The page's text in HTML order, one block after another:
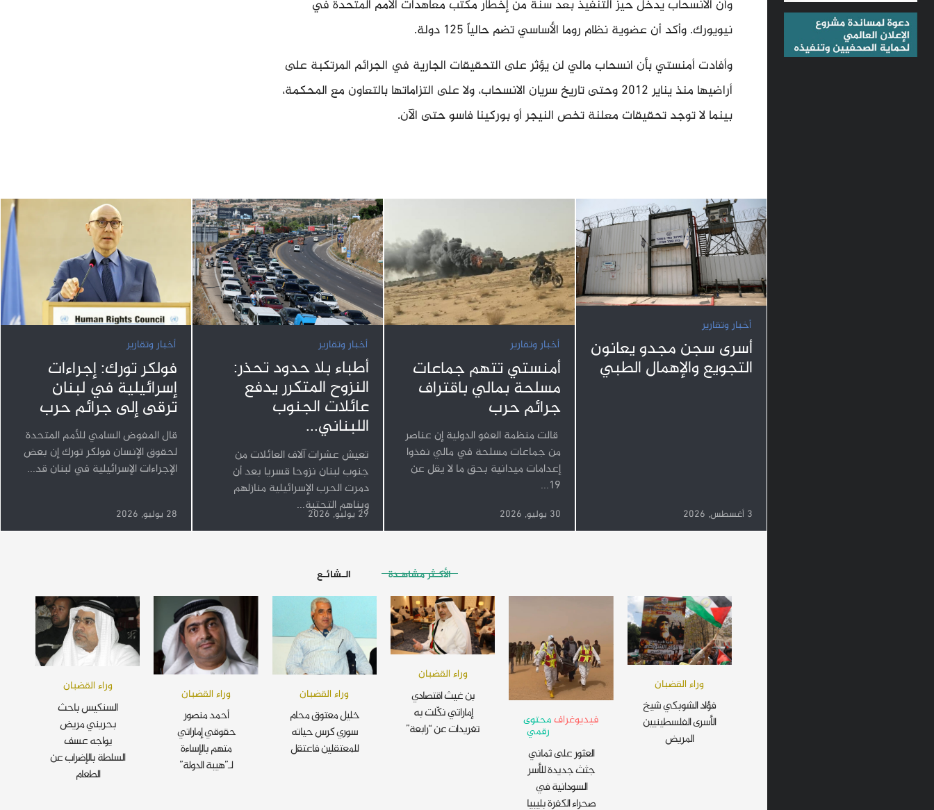
وأن الانسحاب يدخل حيز التنفيذ بعد سنة من إخطار مكتب معاهدات الأمم المتحدة في
نيويورك. وأكد أن عضوية نظام روما الأساسي تضم حالياً 125 دولة.
وأفادت أمنستي بأن انسحاب مالي لن يؤثر على التحقيقات الجارية في الجرائم المرتكبة على
أراضيها منذ يناير 2012 وحتى تاريخ سريان الانسحاب، ولا على التزاماتها بالتعاون مع المحكمة،
بينما لا توجد تحقيقات معلنة تخص النيجر أو بوركينا فاسو حتى الآن.
أخبار وتقارير
أسرى سجن مجدو يعانون
التجويع والإهمال الطبي
3 أغسطس, 2026
أخبار وتقارير
أمنستي تتهم جماعات
مسلحة بمالي باقتراف
جرائم حرب
قالت منظمة العفو الدولية إن عناصر
من جماعات مسلحة في مالي نفذوا
إعدامات ميدانية بحق ما لا يقل عن
19...
30 يوليو, 2026
أخبار وتقارير
أطباء بلا حدود تحذر:
النزوح المتكرر يدفع
عائلات الجنوب
اللبناني...
تعيش عشرات آلاف العائلات من
جنوب لبنان نزوحا قسريا بعد أن
دمرت الحرب الإسرائيلية منازلهم
وبناهم التحتية...
29 يوليو, 2026
أخبار وتقارير
فولكر تورك: إجراءات
إسرائيلية في لبنان
ترقى إلى جرائم حرب
قال المفوض السامي للأمم المتحدة
لحقوق الإنسان فولكر تورك إن بعض
الإجراءات الإسرائيلية في لبنان قد...
28 يوليو, 2026
الأكـثر مشاهـدة الـشائـع
وراء القضبان
فؤاد الشوبكي شيخ
الأسرى الفلسطينيين
المريض
فيديوغرافمحتوى
رقمي
العثور على ثماني
جثث جديدة للأسر
السودانية في
صحراء الكفرة بليبيا
وراء القضبان
بن غيث اقتصادي
إماراتي نكّلت به
تغريدات عن “رابعة”
وراء القضبان
خليل معتوق محام
سوري كرس حياته
للمعتقلين فاعتقل
وراء القضبان
أحمد منصور
حقوقي إماراتي
متهم بالإساءة
لـ”هيبة الدولة”
وراء القضبان
السنكيس باحث
بحريني مريض
يواجه عسف
السلطة بالإضراب عن
الطعام